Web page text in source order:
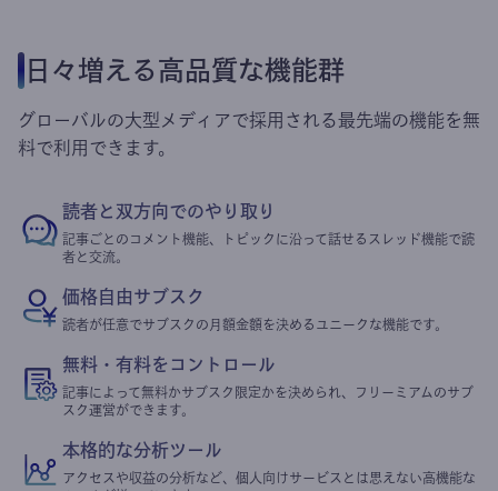
日々増える高品質な機能群
グローバルの大型メディアで採用される最先端の機能を無
料で利用できます。
読者と双方向でのやり取り
記事ごとのコメント機能、トピックに沿って話せるスレッド機能で読
者と交流。
価格自由サブスク
読者が任意でサブスクの月額金額を決めるユニークな機能です。
無料・有料をコントロール
記事によって無料かサブスク限定かを決められ、フリーミアムのサブ
スク運営ができます。
本格的な分析ツール
アクセスや収益の分析など、個人向けサービスとは思えない高機能な